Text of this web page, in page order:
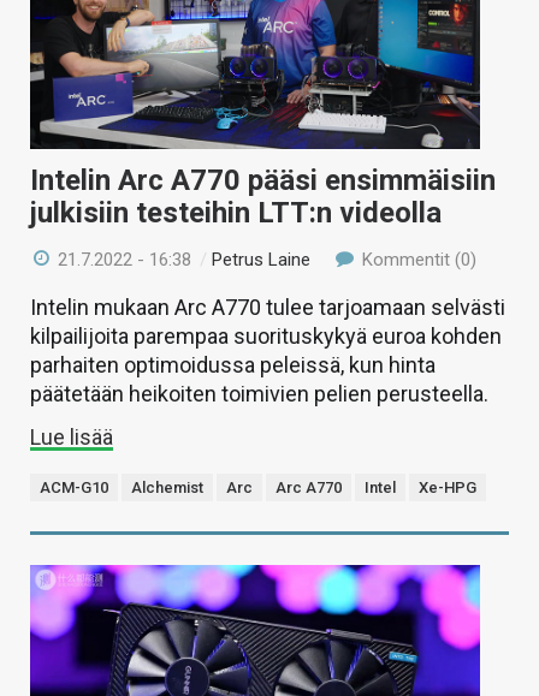
Intelin Arc A770 pääsi ensimmäisiin
julkisiin testeihin LTT:n videolla
21.7.2022 - 16:38 / Petrus Laine Kommentit (0)
Intelin mukaan Arc A770 tulee tarjoamaan selvästi
kilpailijoita parempaa suorituskykyä euroa kohden
parhaiten optimoidussa peleissä, kun hinta
päätetään heikoiten toimivien pelien perusteella.
Lue lisää
ACM-G10 Alchemist Arc Arc A770 Intel Xe-HPG